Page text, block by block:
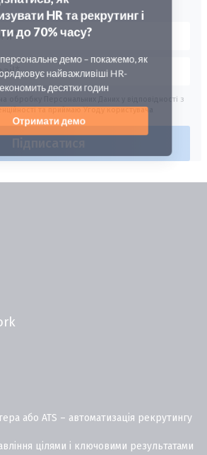
обробку Персональних Даних у відповідності з
та приймаюУгоду користувача
або ATS – автоматизація рекрутингу
цілями і ключовими результатами